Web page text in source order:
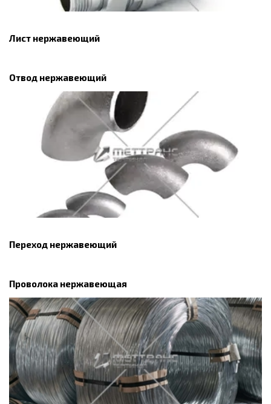
Лист нержавеющий
Отвод нержавеющий
Переход нержавеющий
Проволока нержавеющая